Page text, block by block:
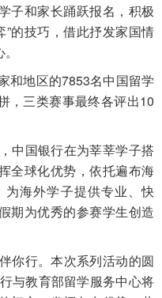
子和家长踊跃报名，积极
”的技巧，借此抒发家国情
和地区的7853名中国留学
，三类赛事最终各评出10
中国银行在为莘莘学子搭
全球化优势，依托遍布海
海外学子提供专业、快
期为优秀的参赛学生创造
行。本次系列活动的圆
与教育部留学服务中心将